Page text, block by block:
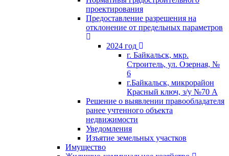
проектирования
Предоставление разрешения на
отклонение от предельных параметров
2024 год
г. Байкальск, мкр.
Строитель, ул. Озерная, №
6
г.Байкальск, микрорайон
Красный ключ, з/у №70 А
Решение о выявлении правообладателя
ранее учтенного объекта
недвижимости
Уведомления
Изъятие земельных участков
Имущество